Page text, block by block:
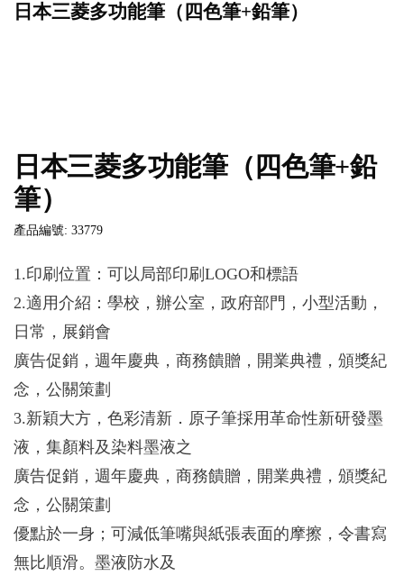
日本三菱多功能筆（四色筆+鉛筆）
日本三菱多功能筆（四色筆+鉛
筆）
產品編號: 33779
1.印刷位置：可以局部印刷LOGO和標語
2.適用介紹：學校，辦公室，政府部門，小型活動，
日常，展銷會
廣告促銷，週年慶典，商務饋贈，開業典禮，頒獎紀
念，公關策劃
3.新穎大方，色彩清新．原子筆採用革命性新研發墨
液，集顏料及染料墨液之
廣告促銷，週年慶典，商務饋贈，開業典禮，頒獎紀
念，公關策劃
優點於一身；可減低筆嘴與紙張表面的摩擦，令書寫
無比順滑。墨液防水及